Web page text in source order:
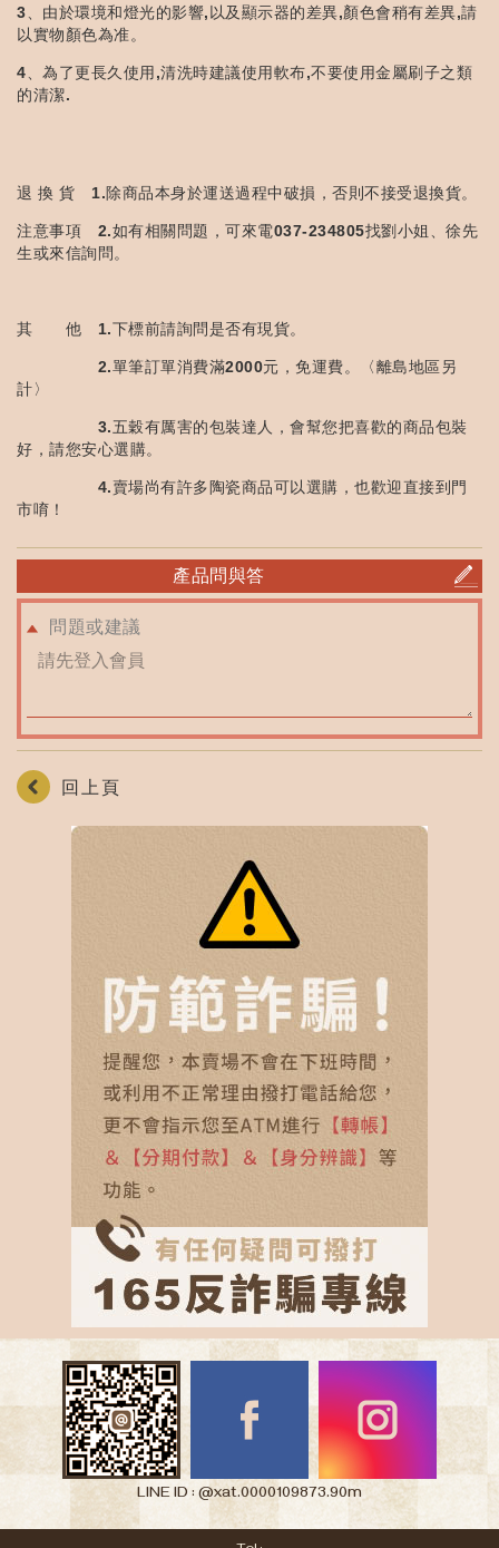
3、由於環境和燈光的影響,以及顯示器的差異,顏色會稍有差異,請
以實物顏色為准。
4、為了更長久使用,清洗時建議使用軟布,不要使用金屬刷子之類
的清潔.
退 換 貨 1.除商品本身於運送過程中破損，否則不接受退換貨。
注意事項 2.如有相關問題，可來電037-234805找劉小姐、徐先
生或來信詢問。
其 他 1.下標前請詢問是否有現貨。
2.單筆訂單消費滿2000元，免運費。〈離島地區另
計〉
3.五穀有厲害的包裝達人，會幫您把喜歡的商品包裝
好，請您安心選購。
4.賣場尚有許多陶瓷商品可以選購，也歡迎直接到門
市唷！
產品問與答
問題或建議
回上頁
LINE ID : @xat.0000109873.90m